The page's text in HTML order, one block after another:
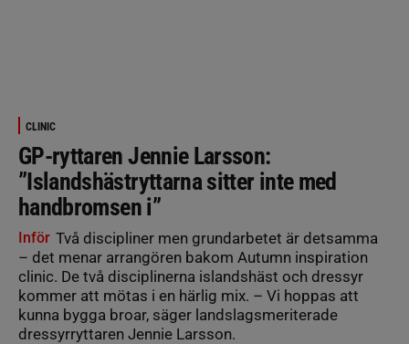
CLINIC
GP-ryttaren Jennie Larsson:
”Islandshästryttarna sitter inte med
handbromsen i”
Inför Två discipliner men grundarbetet är detsamma
– det menar arrangören bakom Autumn inspiration
clinic. De två disciplinerna islandshäst och dressyr
kommer att mötas i en härlig mix. – Vi hoppas att
kunna bygga broar, säger landslagsmeriterade
dressyrryttaren Jennie Larsson.